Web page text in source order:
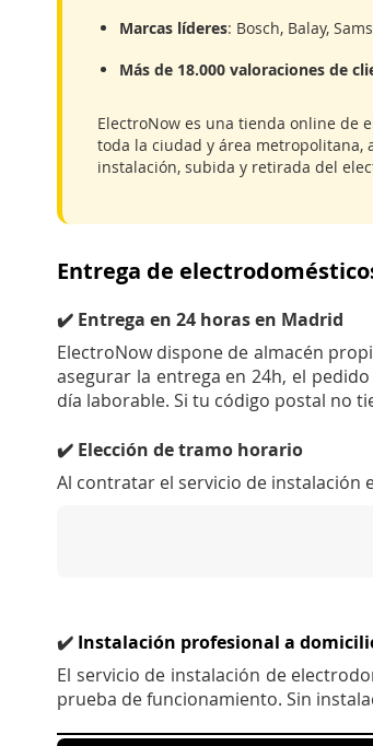
Marcas líderes: Bosch, Balay,
Más de 18.000 valoraciones de
ElectroNow es una tienda online de
toda la ciudad y área metropolitana,
instalación, subida y retirada del
Entrega de
✔️ Entrega en 24 horas en Madrid
ElectroNow dispone de almacén
asegurar la entrega en 24h, el
día laborable. Si tu código postal no
✔️ Elección de tramo horario
Al contratar el servicio de instalación
✔️ Instalación profesional a
El servicio de instalación de
prueba de funcionamiento. Sin